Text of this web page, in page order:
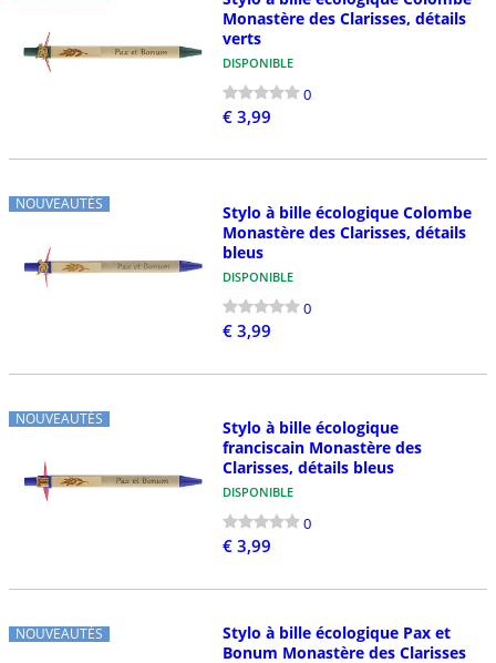
Monastère des Clarisses, détails
verts
DISPONIBLE
0
€ 3,99
NOUVEAUTÉS
Stylo à bille écologique Colombe
Monastère des Clarisses, détails
bleus
DISPONIBLE
0
€ 3,99
NOUVEAUTÉS
Stylo à bille écologique
franciscain Monastère des
Clarisses, détails bleus
DISPONIBLE
0
€ 3,99
NOUVEAUTÉS
Stylo à bille écologique Pax et
Bonum Monastère des Clarisses